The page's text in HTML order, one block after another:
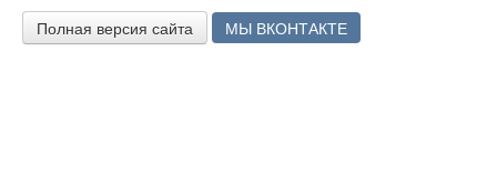
Полная версия сайта МЫ ВКОНТАКТЕ